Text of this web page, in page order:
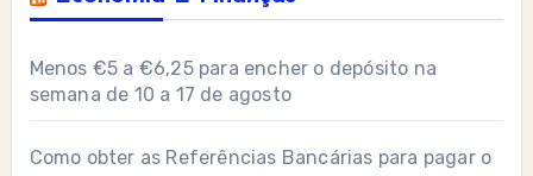
Menos €5 a €6,25 para encher o depósito na
semana de 10 a 17 de agosto
Como obter as Referências Bancárias para pagar o